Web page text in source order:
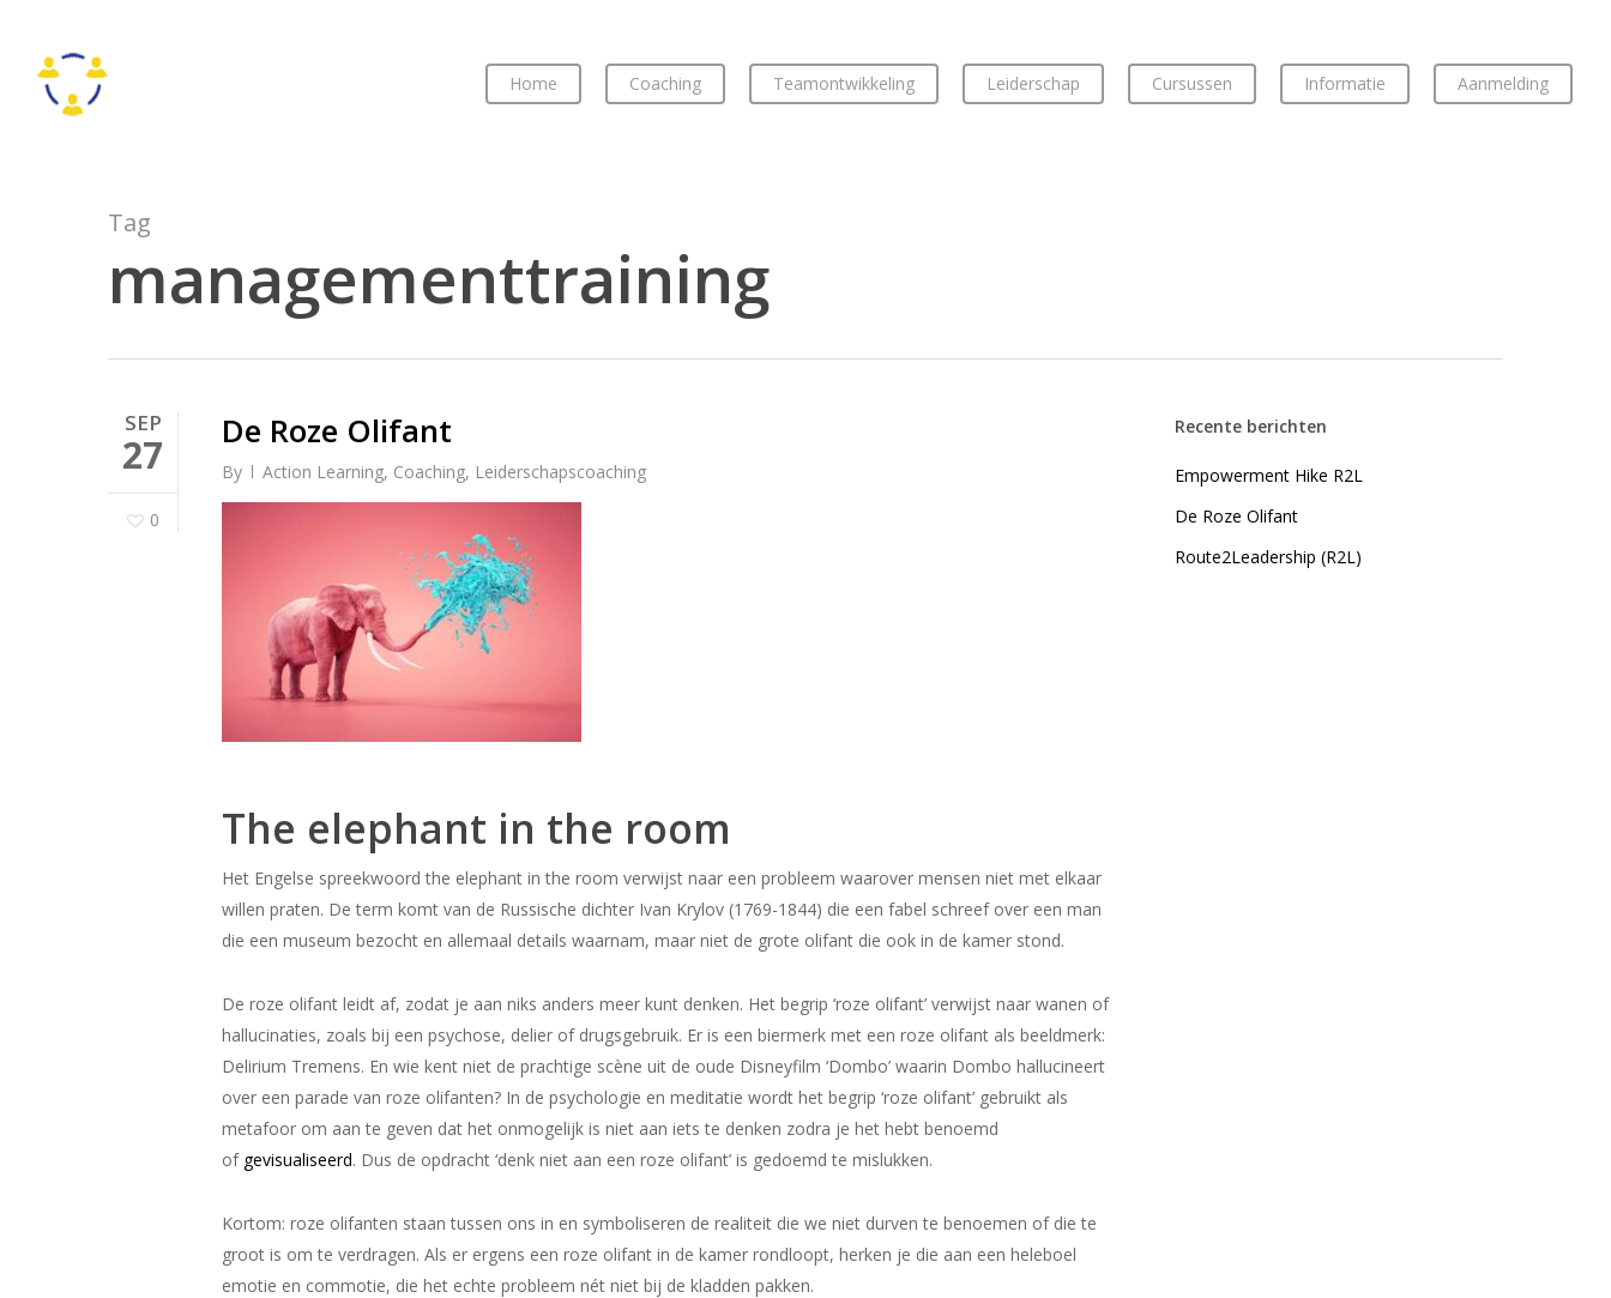
content
Home Coaching Teamontwikkeling Leiderschap Cursussen Informatie Aanmelding
Tag
managementtraining
SEP
27
0
De Roze Olifant
By Action Learning, Coaching, Leiderschapscoaching
The elephant in the room
Het Engelse spreekwoord the elephant in the room verwijst naar een probleem waarover mensen niet met elkaar
willen praten. De term komt van de Russische dichter Ivan Krylov (1769-1844) die een fabel schreef over een man
die een museum bezocht en allemaal details waarnam, maar niet de grote olifant die ook in de kamer stond.
De roze olifant leidt af, zodat je aan niks anders meer kunt denken. Het begrip ‘roze olifant’ verwijst naar wanen of
hallucinaties, zoals bij een psychose, delier of drugsgebruik. Er is een biermerk met een roze olifant als beeldmerk:
Delirium Tremens. En wie kent niet de prachtige scène uit de oude Disneyfilm ‘Dombo’ waarin Dombo hallucineert
over een parade van roze olifanten? In de psychologie en meditatie wordt het begrip ‘roze olifant’ gebruikt als
metafoor om aan te geven dat het onmogelijk is niet aan iets te denken zodra je het hebt benoemd
of gevisualiseerd. Dus de opdracht ‘denk niet aan een roze olifant’ is gedoemd te mislukken.
Kortom: roze olifanten staan tussen ons in en symboliseren de realiteit die we niet durven te benoemen of die te
groot is om te verdragen. Als er ergens een roze olifant in de kamer rondloopt, herken je die aan een heleboel
emotie en commotie, die het echte probleem nét niet bij de kladden pakken.
Recente berichten
Empowerment Hike R2L
De Roze Olifant
Route2Leadership (R2L)